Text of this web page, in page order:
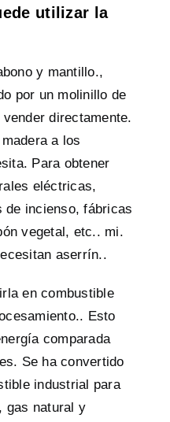
utilizar la
y mantillo.,
por un molinillo de
directamente.
a los
Para obtener
eléctricas,
de incienso, fábricas
vegetal, etc.. mi.
aserrín..
en combustible
Esto
comparada
Se ha convertido
industrial para
gas natural y